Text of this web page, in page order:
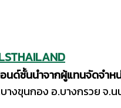
นด์ชั้นนำจากผู้แทนจัดจำห
างขุนกอง อ.บางกรวย จ.น